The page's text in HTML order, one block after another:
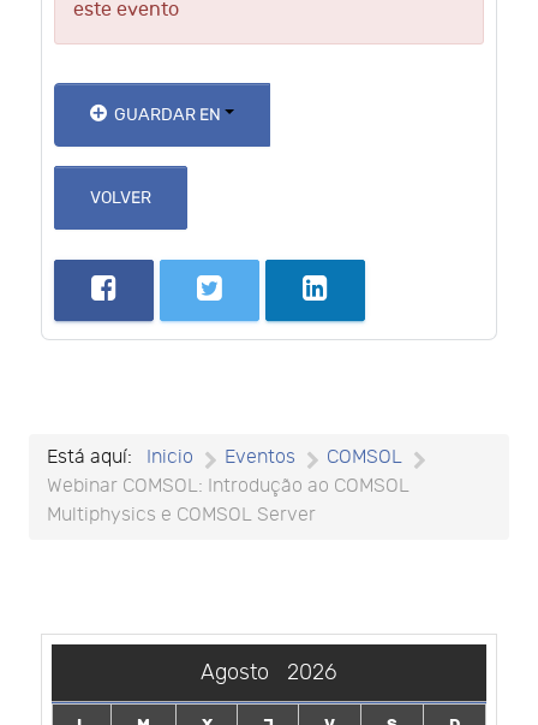
este evento
GUARDAR EN
VOLVER
Está aquí: Inicio Eventos
COMSOL
Webinar COMSOL: Introdução ao COMSOL
Multiphysics e COMSOL Server
Agosto 2026